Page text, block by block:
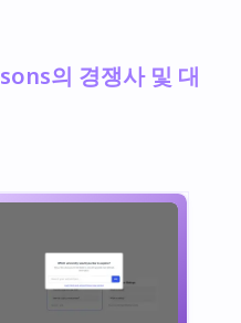
의 경쟁사 및 대